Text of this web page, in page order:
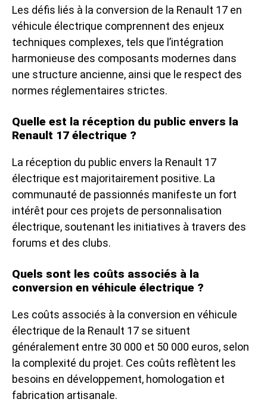
Les défis liés à la conversion de la Renault 17 en
véhicule électrique comprennent des enjeux
techniques complexes, tels que l’intégration
harmonieuse des composants modernes dans
une structure ancienne, ainsi que le respect des
normes réglementaires strictes.
Quelle est la réception du public envers la
Renault 17 électrique ?
La réception du public envers la Renault 17
électrique est majoritairement positive. La
communauté de passionnés manifeste un fort
intérêt pour ces projets de personnalisation
électrique, soutenant les initiatives à travers des
forums et des clubs.
Quels sont les coûts associés à la
conversion en véhicule électrique ?
Les coûts associés à la conversion en véhicule
électrique de la Renault 17 se situent
généralement entre 30 000 et 50 000 euros, selon
la complexité du projet. Ces coûts reflètent les
besoins en développement, homologation et
fabrication artisanale.